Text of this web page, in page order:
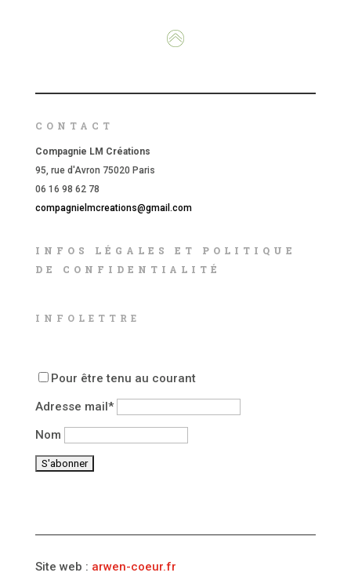
CONTACT
Compagnie LM Créations
95, rue d'Avron 75020 Paris
06 16 98 62 78
compagnielmcreations@gmail.com
INFOS LÉGALES ET POLITIQUE
DE CONFIDENTIALITÉ
INFOLETTRE
Pour être tenu au courant
Adresse mail*
Nom
Site web : arwen-coeur.fr